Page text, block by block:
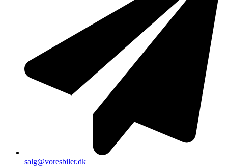
salg@voresbiler.dk